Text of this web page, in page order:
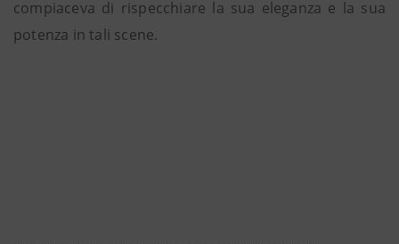
compiaceva di rispecchiare la sua eleganza e la sua
potenza in tali scene.